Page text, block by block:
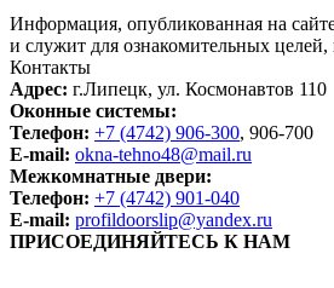
Информация, опубликованная на
и служит для ознакомительных целей,
Контакты
Адрес: г.Липецк, ул. Космонавтов 110
Оконные системы:
Телефон: +7 (4742) 906-300, 906-700
E-mail: okna-tehno48@mail.ru
Межкомнатные двери:
Телефон: +7 (4742) 901-040
E-mail: profildoorslip@yandex.ru
ПРИСОЕДИНЯЙТЕСЬ К НАМ